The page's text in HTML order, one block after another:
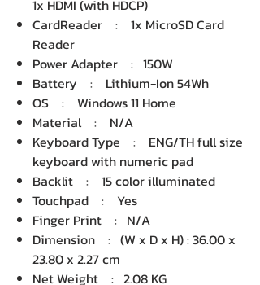
1x HDMI (with HDCP)
CardReader : 1x MicroSD Card
Reader
Power Adapter : 150W
Battery : Lithium-Ion 54Wh
OS : Windows 11 Home
Material : N/A
Keyboard Type : ENG/TH full size
keyboard with numeric pad
Backlit : 15 color illuminated
Touchpad : Yes
Finger Print : N/A
Dimension : (W x D x H) : 36.00 x
23.80 x 2.27 cm
Net Weight : 2.08 KG